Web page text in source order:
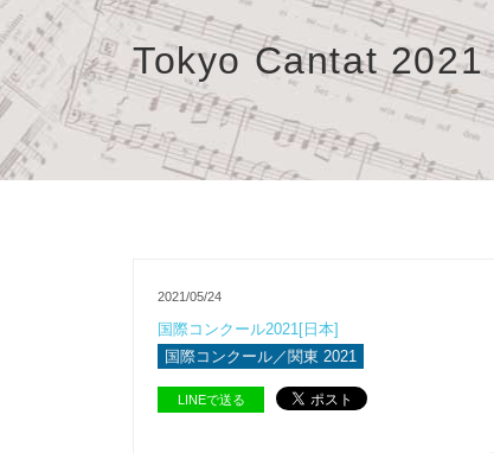
Tokyo Cantat 2021
2021/05/24
国際コンクール2021[日本]
国際コンクール／関東 2021
LINEで送る